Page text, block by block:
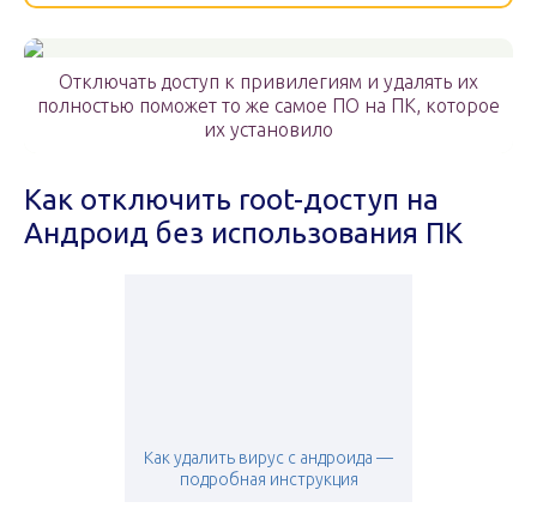
Отключать доступ к привилегиям и удалять их
полностью поможет то же самое ПО на ПК, которое
их установило
Как отключить root-доступ на
Андроид без использования ПК
Как удалить вирус с андроида —
подробная инструкция